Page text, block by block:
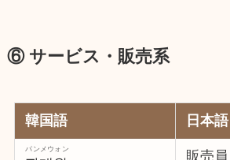
⑥ サービス・販売系
韓国語 日本語
パンメウォン 販売員